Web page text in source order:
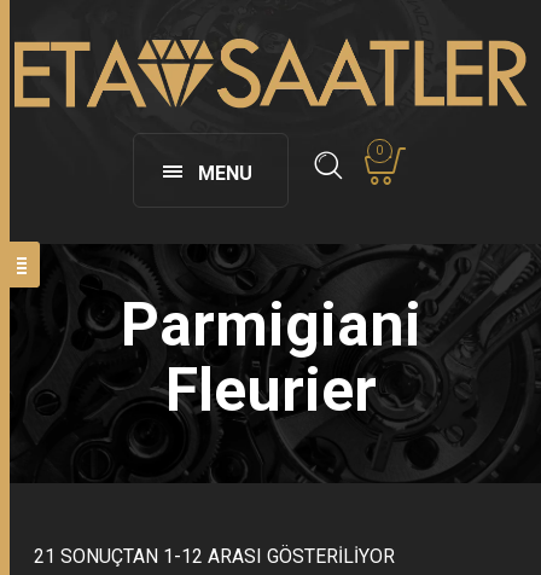
MENU
0
Parmigiani
Fleurier
21 SONUÇTAN 1-12 ARASI GÖSTERILIYOR